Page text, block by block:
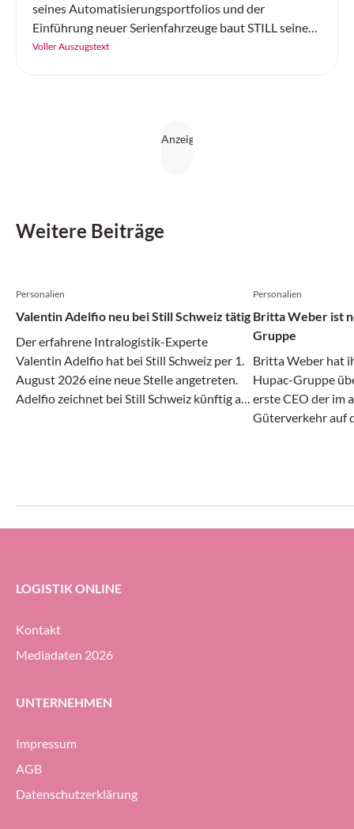
seines Automatisierungsportfolios und der
Einführung neuer Serienfahrzeuge baut STILL seine
Position als führender Komplettanbieter für
Voller Auszugstext
Weitere Beiträge
Personalien
Valentin Adelfio neu bei Still Schweiz tätig
Der erfahrene Intralogistik-Experte
Valentin Adelfio hat bei Still Schweiz per 1.
August 2026 eine neue Stelle angetreten.
Adelfio zeichnet bei Still Schweiz künftig als
Personalien
Britta Weber ist
Gruppe
Britta Weber hat
Hupac-Gruppe
erste CEO der im
Güterverkehr auf
LOGISTIK ONLINE
Kontakt
Mediadaten 2026
UNTERNEHMEN
Impressum
AGB
Datenschutzerklärung